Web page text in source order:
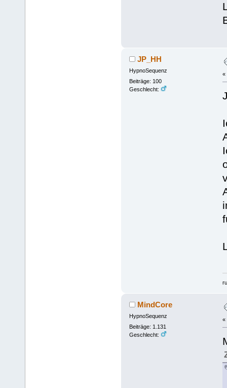
JP_HH
HypnoSequenz
Beiträge: 100
Geschlecht:
«
MindCore
HypnoSequenz
Beiträge: 1.131
Geschlecht:
«